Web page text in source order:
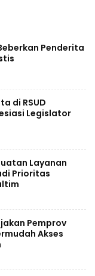
Penderita
di RSUD
Legislator
Layanan
Prioritas
Pemprov
Akses